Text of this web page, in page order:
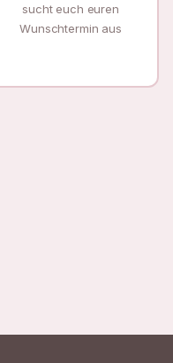
sucht euch euren
Wunschtermin aus